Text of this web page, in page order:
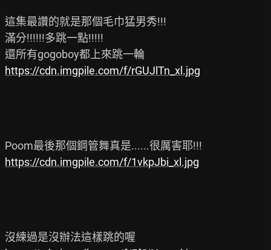
這集最讚的就是那個毛巾猛男秀!!!
滿分!!!!!!多跳一點!!!!!
https://cdn.imgpile.com/f/rGUJlTn_xl.jpg
https://cdn.imgpile.com/f/1vkpJbi_xl.jpg